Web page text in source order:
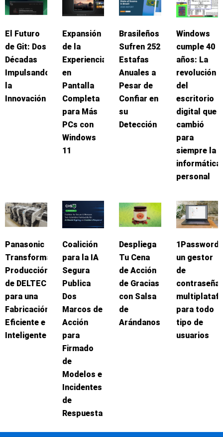
El Futuro
de Git: Dos
Décadas
Impulsando
la
Innovación
Expansión
de la
Experiencia
en
Pantalla
Completa
para Más
PCs con
Windows
11
Brasileños
Sufren 252
Estafas
Anuales a
Pesar de
Confiar en
su
Detección
Windows
cumple 40
años: La
revolución
del
escritorio
digital que
cambió
para
siempre la
informática
personal
Panasonic
Transforma
Producción
de DELTEC
para una
Fabricación
Eficiente e
Inteligente
Coalición
para la IA
Segura
Publica
Dos
Marcos de
Acción
para
Firmado
de
Modelos e
Incidentes
de
Respuesta
Despliega
Tu Cena
de Acción
de Gracias
con Salsa
de
Arándanos
1Password:
un gestor
de
para todo
tipo de
usuarios